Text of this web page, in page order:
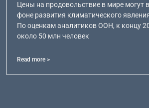
Цены на продовольствие в мире могут
фоне развития климатического
По оценкам аналитиков ООН, к концу
около 50 млн человек
Read more >